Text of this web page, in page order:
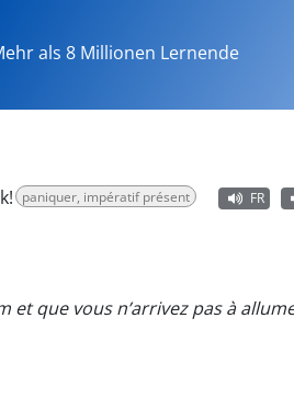
als 8 Millionen Lernende
paniquer, impératif présent FR
et que vous n’arrivez pas à